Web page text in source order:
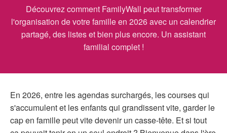
Découvrez comment FamilyWall peut transformer
l'organisation de votre famille en 2026 avec un calendrier
partagé, des listes et bien plus encore. Un assistant
familial complet !
En 2026, entre les agendas surchargés, les courses qui
s'accumulent et les enfants qui grandissent vite, garder le
cap en famille peut vite devenir un casse-tête. Et si tout